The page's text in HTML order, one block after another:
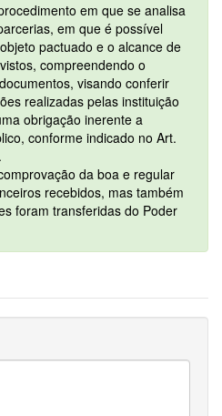
em que se analisa
em que é possível
pactuado e o alcance de
compreendendo o
visando conferir
realizadas pelas instituição
obrigação inerente a
conforme indicado no Art.
da boa e regular
recebidos, mas também
foram transferidas do Poder